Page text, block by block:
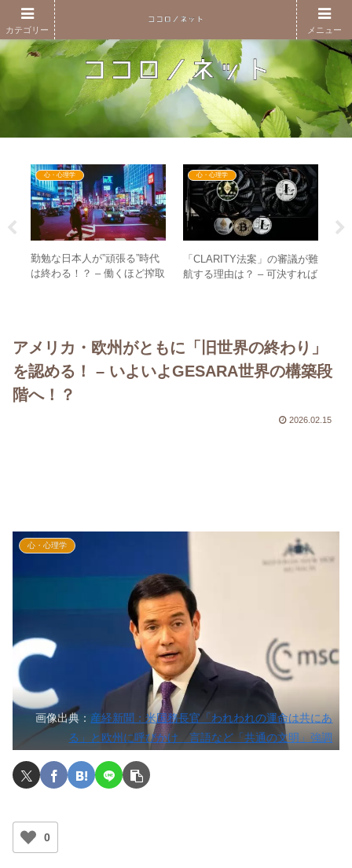
心・心理学
勤勉な日本人が”頑張る”時代
は終わる！？ – 働くほど搾取
心・心理学
「CLARITY法案」の審議が難
航する理由は？ – 可決すれば
アメリカ・欧州がともに「旧世界の終わり」
を認める！ – いよいよGESARA世界の構築段
階へ！？
2026.02.15
心・心理学
画像出典： 産経新聞：米国務長官「われわれの運命は共にあ
る」と欧州に呼びかけ 言語など「共通の文明」強調
0
カテゴリー メニュー